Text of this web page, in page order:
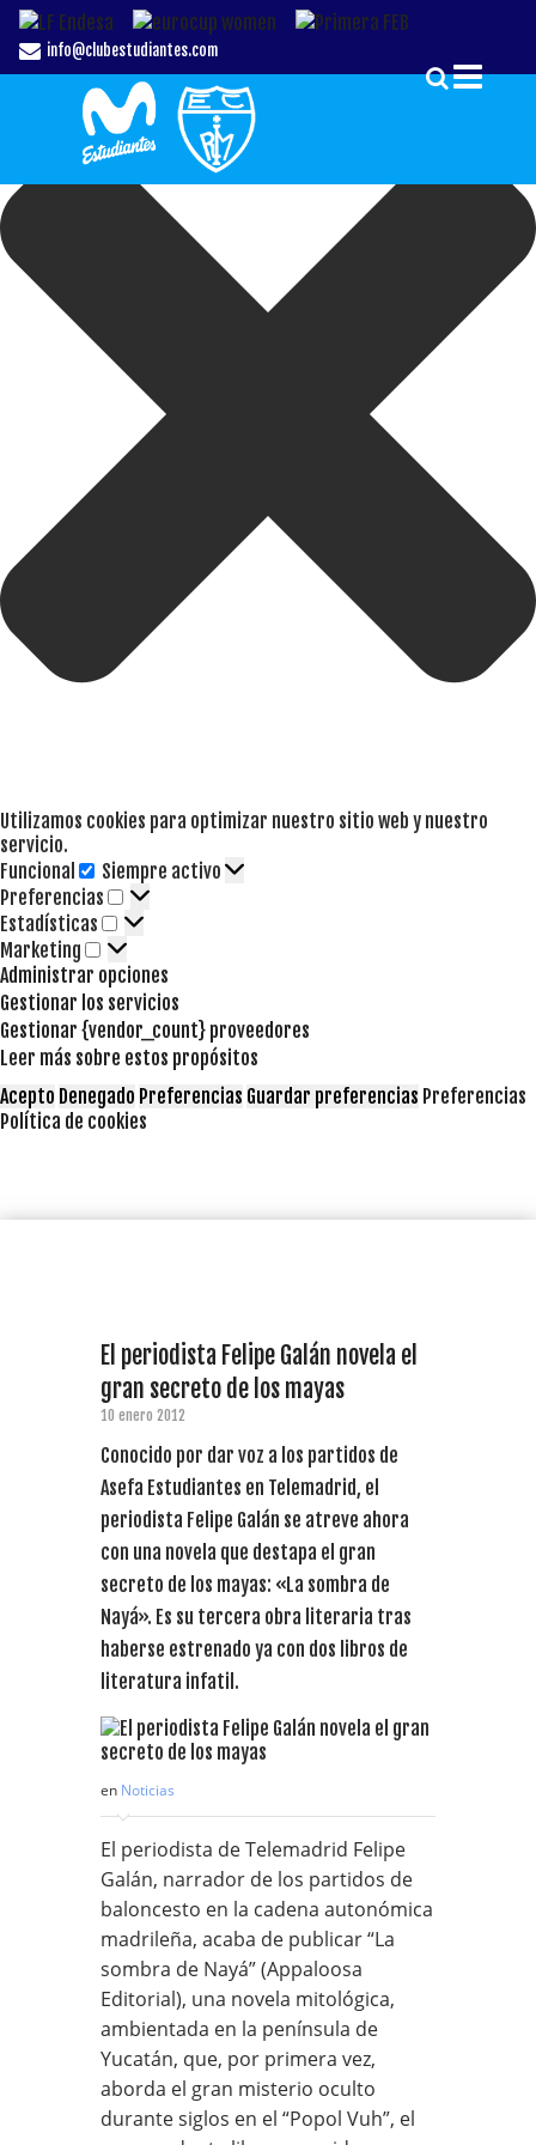
Gestionar el Consentimiento de las Cookies
Utilizamos cookies para optimizar nuestro sitio web y nuestro
servicio.
Funcional
Funcional
Siempre activo
Preferencias
Preferencias
Estadísticas Estadísticas
Marketing Marketing
Administrar opciones
Gestionar los servicios
Gestionar {vendor_count} proveedores
Leer más sobre estos propósitos
Acepto Denegado Preferencias Guardar preferencias Preferencias
Política de cookies
info@clubestudiantes.com
El periodista Felipe Galán novela el
gran secreto de los mayas
10 enero 2012
Conocido por dar voz a los partidos de
Asefa Estudiantes en Telemadrid, el
periodista Felipe Galán se atreve ahora
con una novela que destapa el gran
secreto de los mayas: «La sombra de
Nayá». Es su tercera obra literaria tras
haberse estrenado ya con dos libros de
literatura infatil.
en Noticias
El periodista de Telemadrid Felipe
Galán, narrador de los partidos de
baloncesto en la cadena autonómica
madrileña, acaba de publicar “La
sombra de Nayá” (Appaloosa
Editorial), una novela mitológica,
ambientada en la península de
Yucatán, que, por primera vez,
aborda el gran misterio oculto
durante siglos en el “Popol Vuh”, el